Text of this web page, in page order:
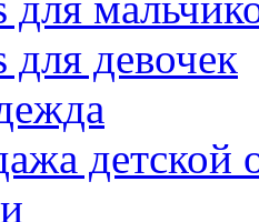
для девочек
детской